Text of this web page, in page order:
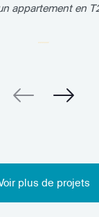
appartement en
plus de projets